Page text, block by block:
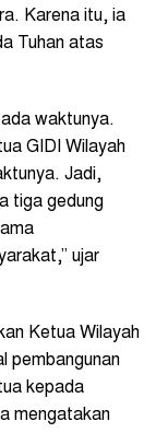
Karena itu, ia
Tuhan atas
waktunya.
GIDI Wilayah
Jadi,
tiga gedung
ujar
Ketua Wilayah
pembangunan
kepada
mengatakan